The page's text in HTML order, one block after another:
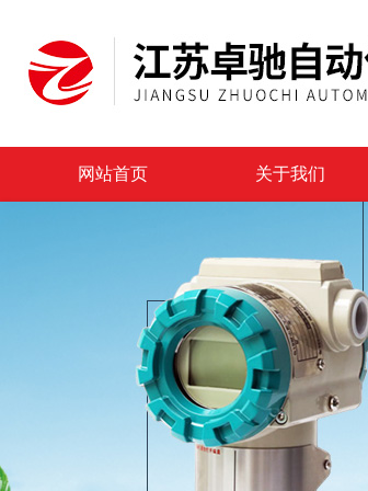
网站首页 关于我们